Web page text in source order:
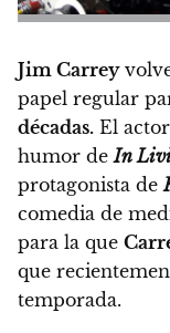
Jim Carrey
papel regular
décadas. El
humor deIn
protagonista de
comedia de
para la que
que
temporada.